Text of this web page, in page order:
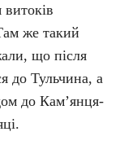
витоків
же такий
що після
до Тульчина, а
до Кам’янця-